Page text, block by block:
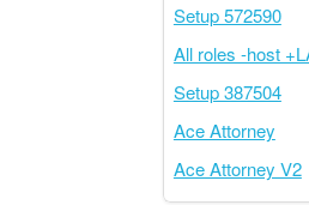
Setup 572590
All roles -host
Setup 387504
Ace Attorney
Ace Attorney V2